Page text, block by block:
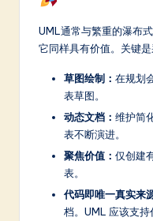
UML通常与繁重的瀑布
它同样具有价值。关键是
草图绘制： 在规划
表草图。
动态文档： 维护简
表不断演进。
聚焦价值： 仅创建
表。
代码即唯一真实来
档。UML 应该支持